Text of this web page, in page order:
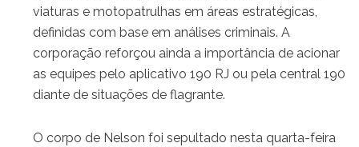
viaturas e motopatrulhas em áreas estratégicas,
definidas com base em análises criminais. A
corporação reforçou ainda a importância de acionar
as equipes pelo aplicativo 190 RJ ou pela central 190
diante de situações de flagrante.
O corpo de Nelson foi sepultado nesta quarta-feira